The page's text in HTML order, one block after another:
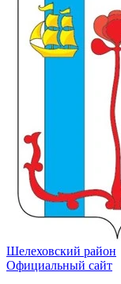
Шелеховский район
Официальный сайт